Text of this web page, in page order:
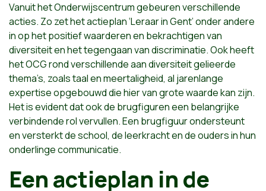
Vanuit het Onderwijscentrum gebeuren verschillende
acties. Zo zet het actieplan ‘Leraar in Gent’ onder andere
in op het positief waarderen en bekrachtigen van
diversiteit en het tegengaan van discriminatie. Ook heeft
het OCG rond verschillende aan diversiteit gelieerde
thema’s, zoals taal en meertaligheid, al jarenlange
expertise opgebouwd die hier van grote waarde kan zijn.
Het is evident dat ook de brugfiguren een belangrijke
verbindende rol vervullen. Een brugfiguur ondersteunt
en versterkt de school, de leerkracht en de ouders in hun
onderlinge communicatie.
Een actieplan in de